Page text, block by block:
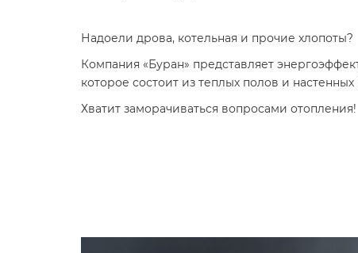
Надоели дрова, котельная и прочие хлопоты?
Компания «Буран» представляет
которое состоит из теплых полов и
Хватит заморачиваться вопросами отопления!